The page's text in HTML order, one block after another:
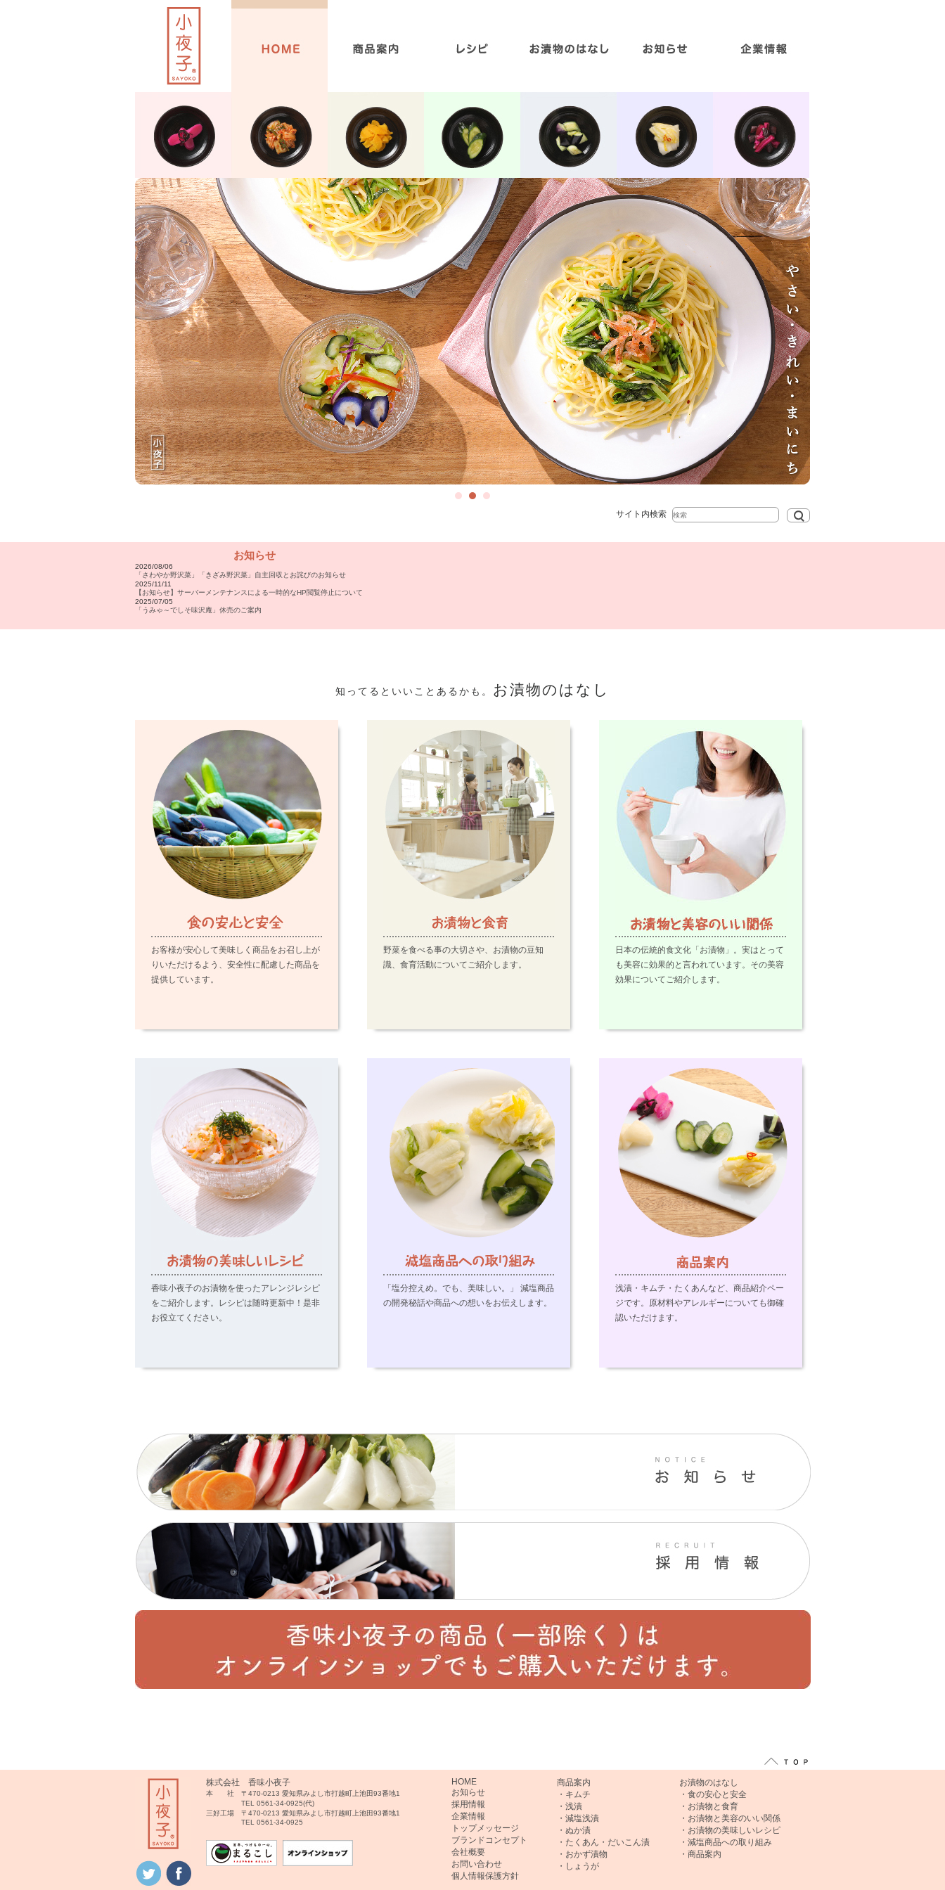
サイト内検索
お知らせ
2026/08/06
「さわやか野沢菜」「きざみ野沢菜」自主回収とお詫びのお知らせ
2025/11/11
【お知らせ】サーバーメンテナンスによる一時的なHP閲覧停止について
2025/07/05
「うみゃ～でしそ味沢庵」休売のご案内
知ってるといいことあるかも。 お漬物のはなし
お客様が安心して美味しく商品をお召し上が
りいただけるよう、安全性に配慮した商品を
提供しています。
野菜を食べる事の大切さや、お漬物の豆知
識、食育活動についてご紹介します。
日本の伝統的食文化「お漬物」。実はとって
も美容に効果的と言われています。その美容
効果についてご紹介します。
香味小夜子のお漬物を使ったアレンジレシピ
をご紹介します。レシピは随時更新中！是非
お役立てください。
「塩分控えめ。でも、美味しい。」 減塩商品
の開発秘話や商品への想いをお伝えします。
浅漬・キムチ・たくあんなど、商品紹介ペー
ジです。原材料やアレルギーについても御確
認いただけます。
株式会社 香味小夜子
本 社 〒470-0213 愛知県みよし市打越町上池田93番地1
TEL 0561-34-0925(代)
三好工場 〒470-0213 愛知県みよし市打越町上池田93番地1
TEL 0561-34-0925
HOME
お知らせ
採用情報
企業情報
トップメッセージ
ブランドコンセプト
会社概要
お問い合わせ
個人情報保護方針
商品案内
・キムチ
・浅漬
・減塩浅漬
・ぬか漬
・たくあん・だいこん漬
・おかず漬物
・しょうが
お漬物のはなし
・食の安心と安全
・お漬物と食育
・お漬物と美容のいい関係
・お漬物の美味しいレシピ
・減塩商品への取り組み
・商品案内